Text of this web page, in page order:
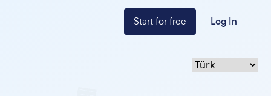
Start for free Log In